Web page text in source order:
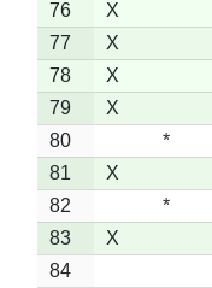
76
X
77
X
78
X
79
X
80
*
81
X
82
*
83
X
84